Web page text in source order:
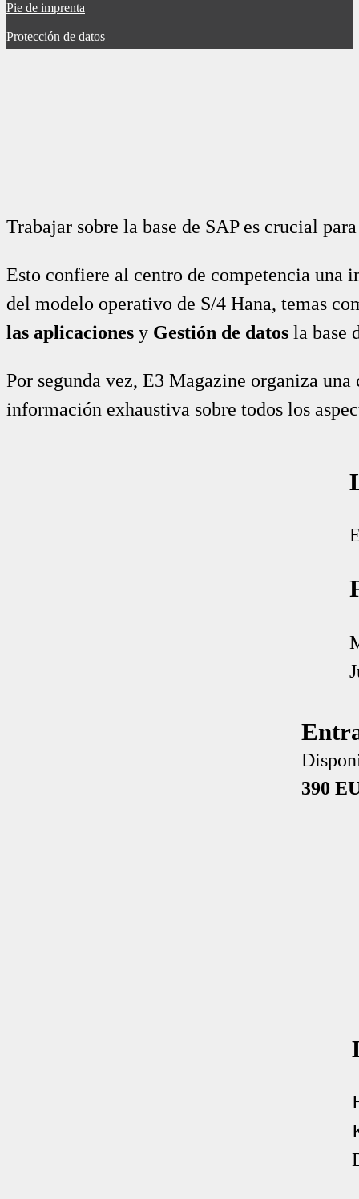
Pie de imprenta
Protección de datos
Trabajar sobre la base de SAP es crucial
Esto confiere al centro de competencia una
del modelo operativo de S/4 Hana, temas
las aplicaciones y Gestión de datos la base
Por segunda vez, E3 Magazine organiza
información exhaustiva sobre todos los
390